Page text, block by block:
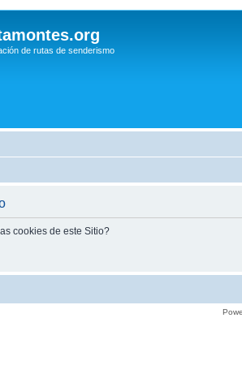
de rutas de senderismo
cookies de este Sitio?